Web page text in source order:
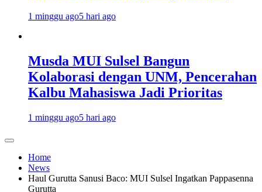
1 minggu ago5 hari ago
Musda MUI Sulsel Bangun
Kolaborasi dengan UNM, Pencerahan
Kalbu Mahasiswa Jadi Prioritas
1 minggu ago5 hari ago
Home
News
Haul Gurutta Sanusi Baco: MUI Sulsel Ingatkan Pappasenna
Gurutta